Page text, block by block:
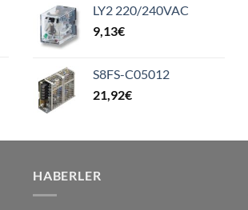
LY2 220/240VAC
9,13€
S8FS-C05012
21,92€
HABERLER